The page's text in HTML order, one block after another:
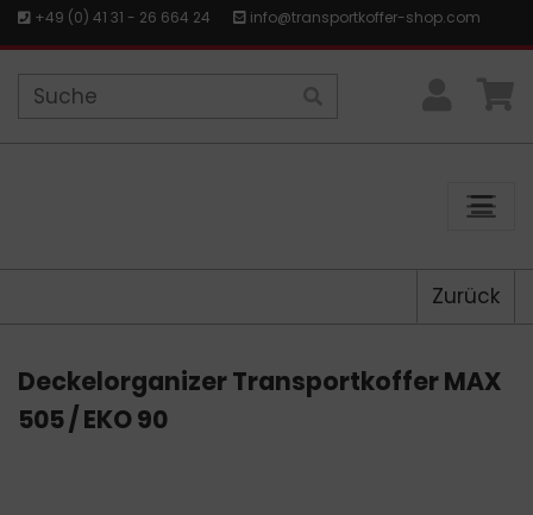
+49 (0) 41 31 - 26 664 24 info@transportkoffer-shop.com
Zurück
Deckelorganizer Transportkoffer MAX
505 / EKO 90